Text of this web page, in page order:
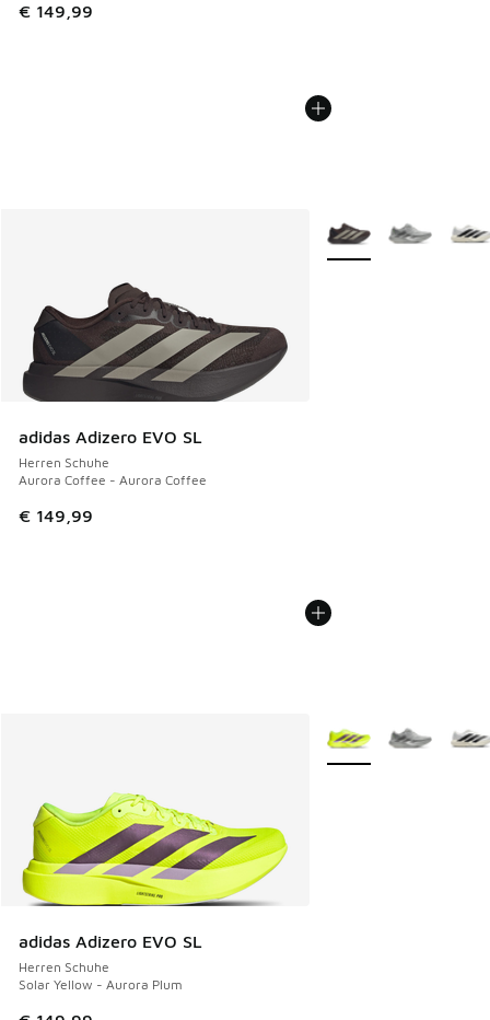
€ 149,99
adidas Adizero EVO SL
Herren Schuhe
Aurora Coffee - Aurora Coffee
€ 149,99
Weitere Farben
adidas Adizero EVO SL
Herren Schuhe
Solar Yellow - Aurora Plum
Weitere Farben